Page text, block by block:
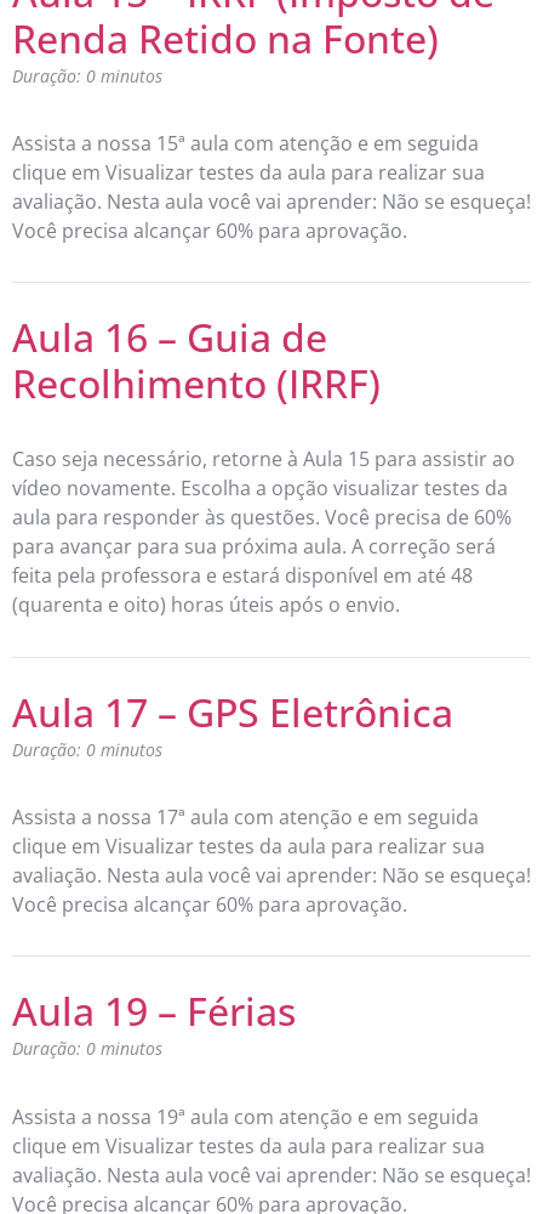
Renda Retido na Fonte)
Duração: 0 minutos
Assista a nossa 15ª aula com atenção e em seguida
clique em Visualizar testes da aula para realizar sua
avaliação. Nesta aula você vai aprender: Não se esqueça!
Você precisa alcançar 60% para aprovação.
Aula 16 – Guia de
Recolhimento (IRRF)
Caso seja necessário, retorne à Aula 15 para assistir ao
vídeo novamente. Escolha a opção visualizar testes da
aula para responder às questões. Você precisa de 60%
para avançar para sua próxima aula. A correção será
feita pela professora e estará disponível em até 48
(quarenta e oito) horas úteis após o envio.
Aula 17 – GPS Eletrônica
Duração: 0 minutos
Assista a nossa 17ª aula com atenção e em seguida
clique em Visualizar testes da aula para realizar sua
avaliação. Nesta aula você vai aprender: Não se esqueça!
Você precisa alcançar 60% para aprovação.
Aula 19 – Férias
Duração: 0 minutos
Assista a nossa 19ª aula com atenção e em seguida
clique em Visualizar testes da aula para realizar sua
avaliação. Nesta aula você vai aprender: Não se esqueça!
Você precisa alcançar 60% para aprovação.